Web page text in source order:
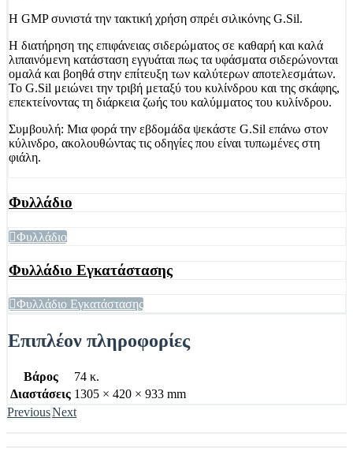
Η GMP συνιστά την τακτική χρήση σπρέι σιλικόνης G.Sil.
Η διατήρηση της επιφάνειας σιδερώματος σε καθαρή και καλά
λιπαινόμενη κατάσταση εγγυάται πως τα υφάσματα σιδερώνονται
ομαλά και βοηθά στην επίτευξη των καλύτερων αποτελεσμάτων.
Το G.Sil μειώνει την τριβή μεταξύ του κυλίνδρου και της σκάφης,
επεκτείνοντας τη διάρκεια ζωής του καλύμματος του κυλίνδρου.
Συμβουλή: Μια φορά την εβδομάδα ψεκάστε G.Sil επάνω στον
κύλινδρο, ακολουθώντας τις οδηγίες που είναι τυπωμένες στη
φιάλη.
Φυλλάδιο
Φυλλάδιο
Φυλλάδιο Εγκατάστασης
Φυλλάδιο Εγκατάστασης
Επιπλέον πληροφορίες
Βάρος
74 κ.
Διαστάσεις 1305 × 420 × 933 mm
PreviousNext